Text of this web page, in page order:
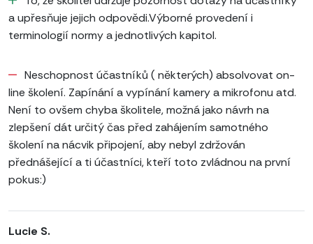
a upřesňuje jejich odpovědi.Výborné provedení i
terminologií normy a jednotlivých kapitol.
Neschopnost účastníků ( některých) absolvovat on-
line školení. Zapínání a vypínání kamery a mikrofonu atd.
Není to ovšem chyba školitele, možná jako návrh na
zlepšení dát určitý čas před zahájením samotného
školení na nácvik připojení, aby nebyl zdržován
přednášející a ti účastníci, kteří toto zvládnou na první
pokus:)
Lucie S.